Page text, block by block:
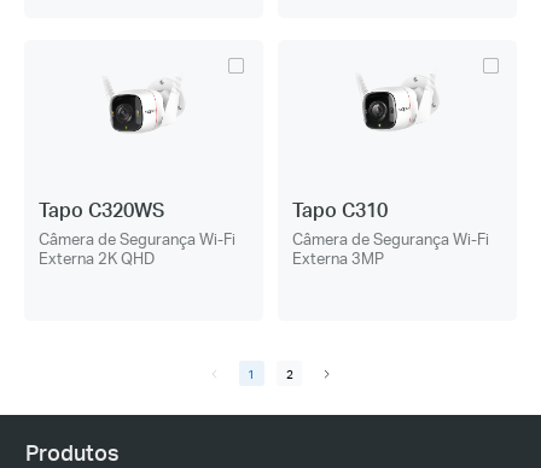
Tapo C320WS
Câmera de Segurança Wi-Fi
Externa 2K QHD
Tapo C310
Câmera de Segurança Wi-Fi
Externa 3MP
1 2
Produtos